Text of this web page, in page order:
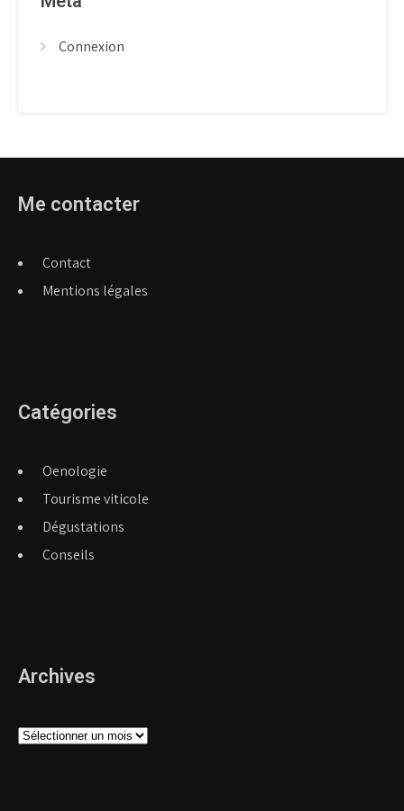
Connexion
Me contacter
Contact
Mentions légales
Catégories
Oenologie
Tourisme viticole
Dégustations
Conseils
Archives
Archives